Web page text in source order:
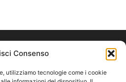
Consenso
utilizziamo tecnologie come i cookie